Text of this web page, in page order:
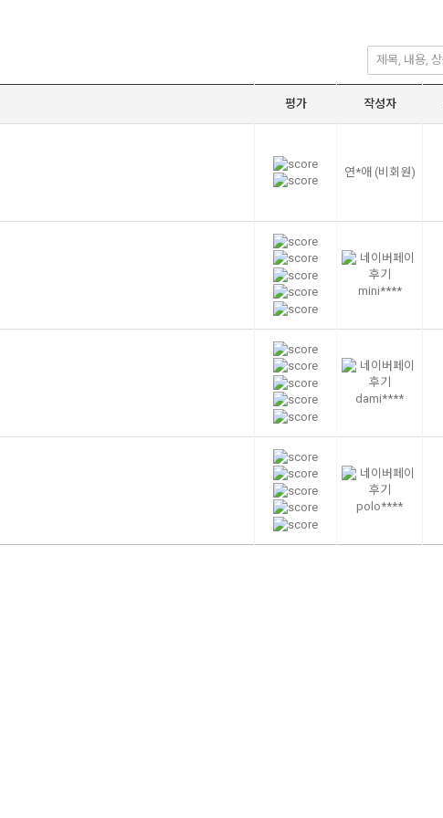
평가 작성자
연*애 (비회원)
mini****
dami****
polo****